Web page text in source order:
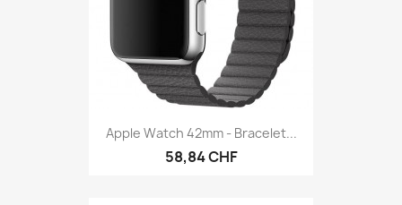
Apple Watch 42mm - Bracelet...
58,84 CHF